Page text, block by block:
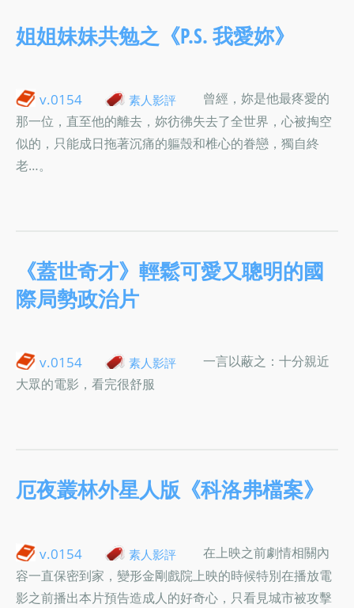
姐姐妹妹共勉之《P.S. 我愛妳》
v.0154 素人影評
曾經，妳是他最疼愛的
那一位，直至他的離去，妳彷彿失去了全世界，心被掏空
似的，只能成日拖著沉痛的軀殼和椎心的眷戀，獨自終
老…。
《蓋世奇才》輕鬆可愛又聰明的國
際局勢政治片
v.0154 素人影評
一言以蔽之：十分親近
大眾的電影，看完很舒服
厄夜叢林外星人版《科洛弗檔案》
v.0154 素人影評
在上映之前劇情相關內
容一直保密到家，變形金剛戲院上映的時候特別在播放電
影之前播出本片預告造成人的好奇心，只看見城市被攻擊